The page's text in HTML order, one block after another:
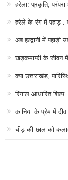
हरेला: प्रकृति,
हरेले के रंग में पहाड़ :
अब हल्द्वानी में
खड़कमाफी के जीवन
क्या उत्तराखंड,
रिंगाल आधारित शिल्प
कानिया के प्रेम में
चीड़ की छाल को